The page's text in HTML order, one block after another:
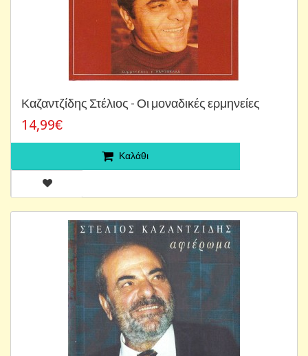
Καζαντζίδης Στέλιος - Οι μοναδικές ερμηνείες
14,99€
Καλάθι